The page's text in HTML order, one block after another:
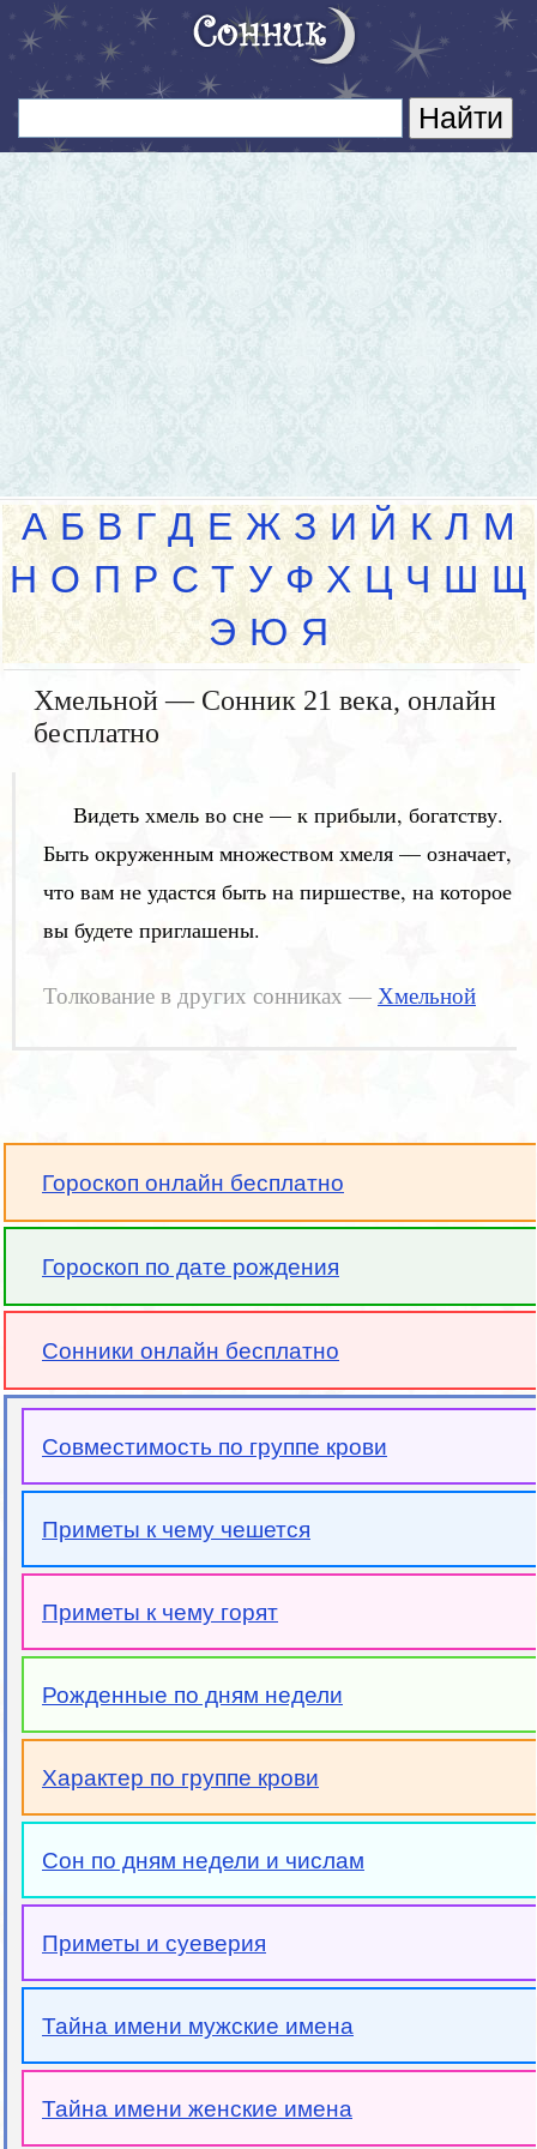
А Б В Г Д Е Ж З И Й К Л М
Н О П Р С Т У Ф Х Ц Ч Ш Щ
Э Ю Я
Хмельной — Сонник 21 века, онлайн
бесплатно
Видеть хмель во сне — к прибыли, богатству.
Быть окруженным множеством хмеля — означает,
что вам не удастся быть на пиршестве, на которое
вы будете приглашены.
Толкование в других сонниках — Хмельной
Гороскоп онлайн бесплатно
Гороскоп по дате рождения
Сонники онлайн бесплатно
Совместимость по группе крови
Приметы к чему чешется
Приметы к чему горят
Рожденные по дням недели
Характер по группе крови
Сон по дням недели и числам
Приметы и суеверия
Тайна имени мужские имена
Тайна имени женские имена